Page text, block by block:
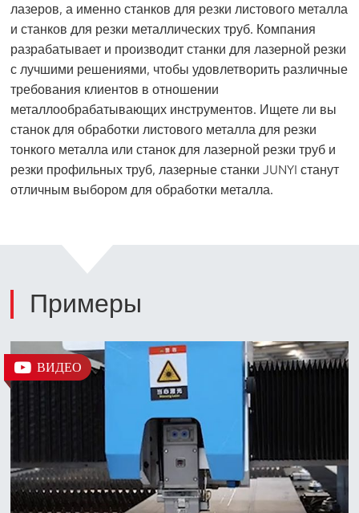
лазеров, а именно станков для резки листового металла
и станков для резки металлических труб. Компания
разрабатывает и производит станки для лазерной резки
с лучшими решениями, чтобы удовлетворить различные
требования клиентов в отношении
металлообрабатывающих инструментов. Ищете ли вы
станок для обработки листового металла для резки
тонкого металла или станок для лазерной резки труб и
резки профильных труб, лазерные станки JUNYI станут
отличным выбором для обработки металла.
Примеры
ВИДЕО